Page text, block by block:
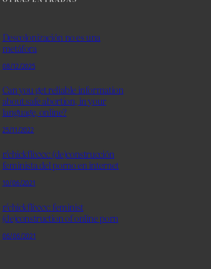
Descolonización no es una
metáfora
08/12/2025
Can you get reliable information
about safe abortion, in your
language, online?
25/11/2022
r/chickflixxx: (de)construcción
feminista del porno en internet
10/06/2021
r/chickflixxx: feminist
(de)construction of online porn
06/06/2021